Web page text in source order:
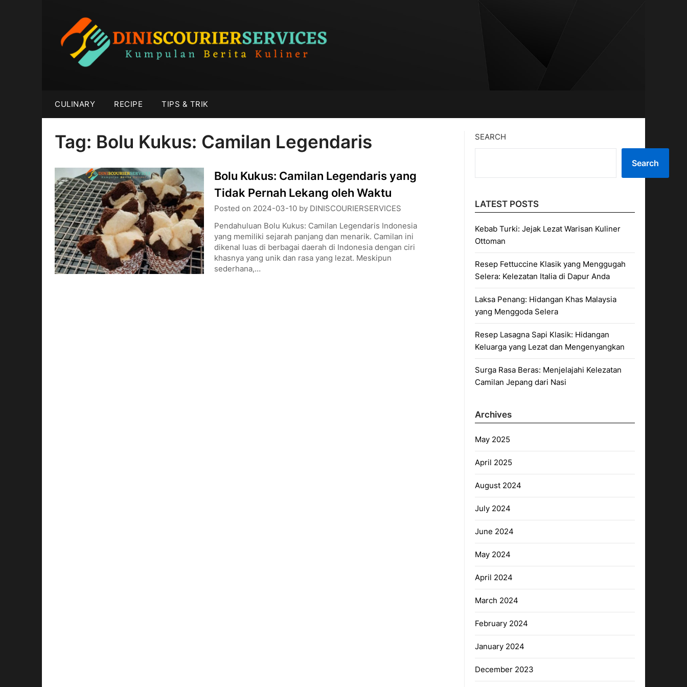
CULINARY RECIPE TIPS & TRIK
Tag: Bolu Kukus: Camilan Legendaris
Bolu Kukus: Camilan Legendaris yang
Tidak Pernah Lekang oleh Waktu
Posted on 2024-03-10by DINISCOURIERSERVICES
Pendahuluan Bolu Kukus: Camilan Legendaris Indonesia
yang memiliki sejarah panjang dan menarik. Camilan ini
dikenal luas di berbagai daerah di Indonesia dengan ciri
khasnya yang unik dan rasa yang lezat. Meskipun
sederhana,…
SEARCH
Search
LATEST POSTS
Kebab Turki: Jejak Lezat Warisan Kuliner
Ottoman
Resep Fettuccine Klasik yang Menggugah
Selera: Kelezatan Italia di Dapur Anda
Laksa Penang: Hidangan Khas Malaysia
yang Menggoda Selera
Resep Lasagna Sapi Klasik: Hidangan
Keluarga yang Lezat dan Mengenyangkan
Surga Rasa Beras: Menjelajahi Kelezatan
Camilan Jepang dari Nasi
Archives
May 2025
April 2025
August 2024
July 2024
June 2024
May 2024
April 2024
March 2024
February 2024
January 2024
December 2023